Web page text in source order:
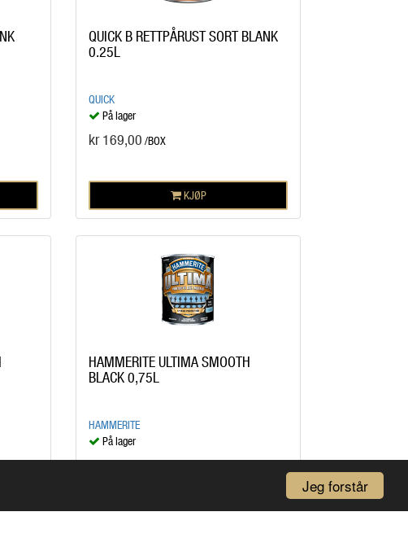
Jeg forstår
QUICK B RETTPÅRUST SORT BLANK
0.25L
QUICK
På lager
kr 169,00 /BOX
KJØP
HAMMERITE ULTIMA SMOOTH
BLACK 0,75L
HAMMERITE
På lager
kr 519,00